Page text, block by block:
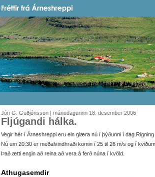
Jón G. Guðjónsson | mánudagurinn 18. desember 2006
Fljúgandi hálka.
Vegir hér í Árneshreppi eru ein glæra nú í þýðunni í
Nú um 20:30 er meðalvindhraði komin í 25 til 26 m/s og í
Það ætti engin að reina að vera á ferð núna í kvöld.
Athugasemdir